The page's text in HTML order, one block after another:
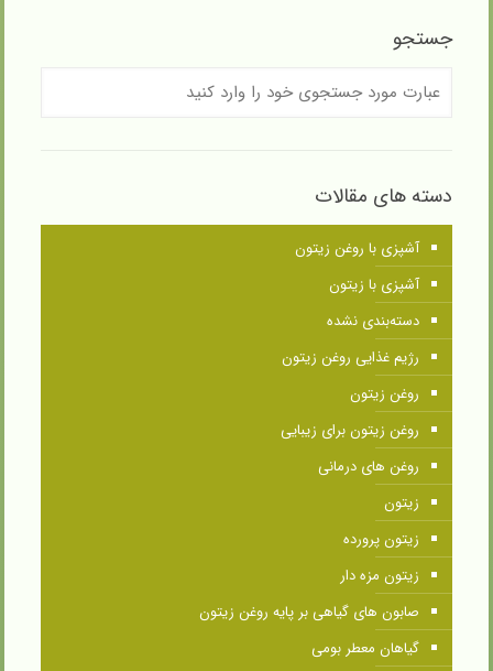
جستجو
دسته های مقالات
آشپزی با روغن زیتون
آشپزی با زیتون
دسته‌بندی نشده
رژیم غذایی روغن زیتون
روغن زیتون
روغن زیتون برای زیبایی
روغن های درمانی
زیتون
زیتون پرورده
زیتون مزه دار
صابون های گیاهی بر پایه روغن زیتون
گیاهان معطر بومی